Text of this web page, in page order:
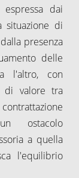
dai
situazione di
presenza
delle
l'altro, con
di valore tra
ostacolo
a quella
l'equilibrio